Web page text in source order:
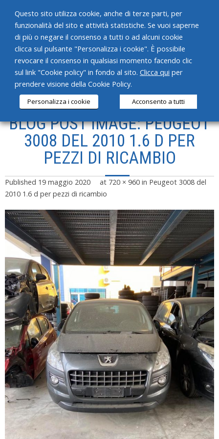
HOME
CHI SIAMO
SERVIZI
PRODOTTI
CONTATTI
BLOG POST IMAGE: PEUGEOT
3008 DEL 2010 1.6 D PER
PEZZI DI RICAMBIO
Published 19 maggio 2020 at 720 × 960 in Peugeot 3008 del
2010 1.6 d per pezzi di ricambio
Questo sito utilizza cookie, anche di terze parti, per
funzionalità del sito e attività statistiche. Se vuoi saperne
di più o negare il consenso a tutti o ad alcuni cookie
clicca sul pulsante "Personalizza i cookie". È possibile
revocare il consenso in qualsiasi momento facendo clic
sul link "Cookie policy" in fondo al sito. Clicca qui per
prendere visione della Cookie Policy.
Personalizza i cookie Acconsento a tutti